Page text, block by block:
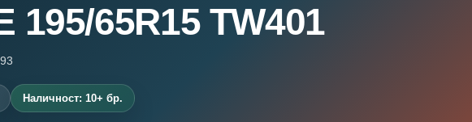
195/65R15 TW401
Наличност: 10+ бр.